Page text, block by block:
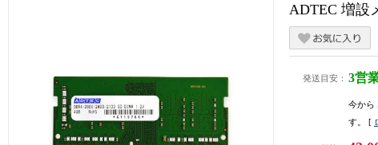
ADTEC 増設
発送目安： 3営
今から
す。 [